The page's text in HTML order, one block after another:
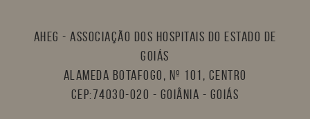
AHEG - Associação dos Hospitais do Estado de
Goiás
Alameda Botafogo, nº 101, Centro
CEP:74030-020 - Goiânia - Goiás